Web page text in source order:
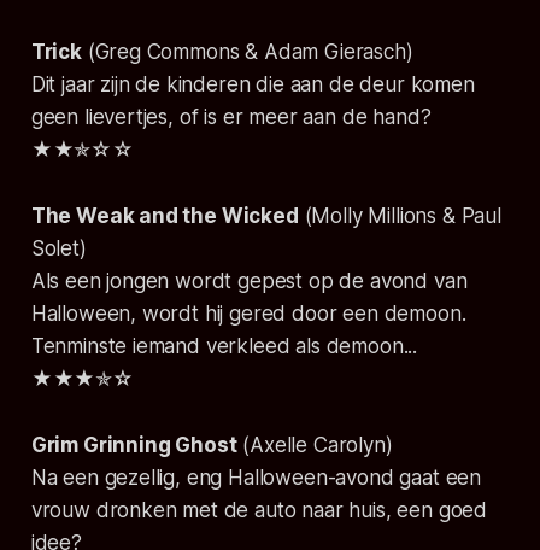
Trick(Greg Commons & Adam Gierasch)
Dit jaar zijn de kinderen die aan de deur komen
geen lievertjes, of is er meer aan de hand?
★★✯☆☆
The Weak and the Wicked (Molly Millions & Paul
Solet)
Als een jongen wordt gepest op de avond van
Halloween, wordt hij gered door een demoon.
Tenminste iemand verkleed als demoon...
★★★✯☆
Grim Grinning Ghost(Axelle Carolyn)
Na een gezellig, eng Halloween-avond gaat een
vrouw dronken met de auto naar huis, een goed
idee?